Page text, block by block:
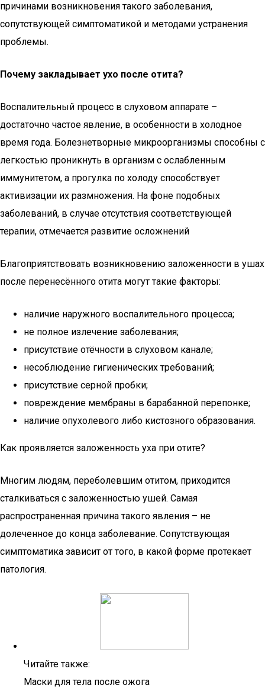
причинами возникновения такого заболевания,
сопутствующей симптоматикой и методами устранения
проблемы.
Почему закладывает ухо после отита?
Воспалительный процесс в слуховом аппарате –
достаточно частое явление, в особенности в холодное
время года. Болезнетворные микроорганизмы способны с
легкостью проникнуть в организм с ослабленным
иммунитетом, а прогулка по холоду способствует
активизации их размножения. На фоне подобных
заболеваний, в случае отсутствия соответствующей
терапии, отмечается развитие осложнений
Благоприятствовать возникновению заложенности в ушах
после перенесённого отита могут такие факторы:
наличие наружного воспалительного процесса;
не полное излечение заболевания;
присутствие отёчности в слуховом канале;
несоблюдение гигиенических требований;
присутствие серной пробки;
повреждение мембраны в барабанной перепонке;
наличие опухолевого либо кистозного образования.
Как проявляется заложенность уха при отите?
Многим людям, переболевшим отитом, приходится
сталкиваться с заложенностью ушей. Самая
распространенная причина такого явления – не
долеченное до конца заболевание. Сопутствующая
симптоматика зависит от того, в какой форме протекает
патология.
Читайте также:
Маски для тела после ожога